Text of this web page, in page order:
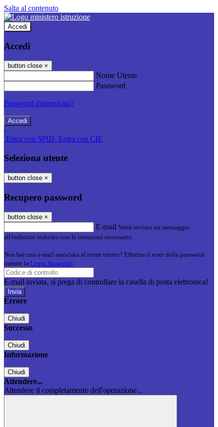
Salta al contenuto
Accedi
Accedi
button close ×
Nome Utente
Password
Password dimenticata?
-
Entra con SPID Entra con CIE
Seleziona utente
button close ×
Recupero password
button close ×
E-mail Verrà inviato un messaggio
all'indirizzo indicato con le istruzioni necessarie.
Non hai una e-mail associata al nome utente? Effettua il reset della password
tramite la Login Spaggiari
E-mail inviata, si prega di controllare la casella di posta elettronica!
Errore
Chiudi
Successo
Chiudi
Informazione
Chiudi
Attendere...
Attendere il completamento dell'operazione...